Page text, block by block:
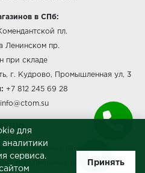
в СПб:
пл.
Ленинском пр.
при складе
г. Кудрово, Промышленная ул, 3
+7 812 245 69 28
info@ctom.su
МЕНЮ
персональных данных
персональных данных
для
аналитики
сервиса.
Принять